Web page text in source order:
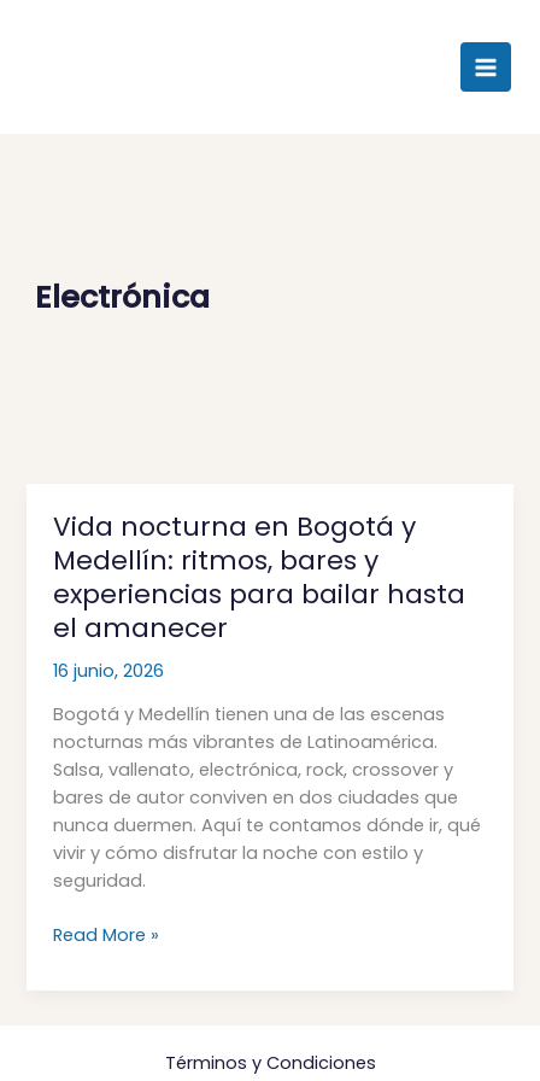
Electrónica
Vida nocturna en Bogotá y
Medellín: ritmos, bares y
experiencias para bailar hasta
el amanecer
16 junio, 2026
Bogotá y Medellín tienen una de las escenas
nocturnas más vibrantes de Latinoamérica.
Salsa, vallenato, electrónica, rock, crossover y
bares de autor conviven en dos ciudades que
nunca duermen. Aquí te contamos dónde ir, qué
vivir y cómo disfrutar la noche con estilo y
seguridad.
Vida
nocturna
en
Bogotá
y
Medellín:
ritmos,
bares
y
experiencias
para
bailar
hasta
el
Read More »
Términos y Condiciones